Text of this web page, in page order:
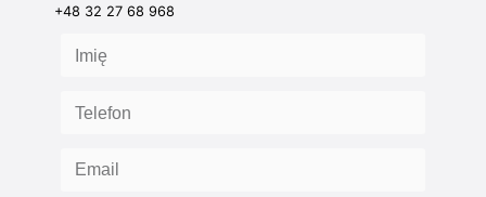
+48 32 27 68 968